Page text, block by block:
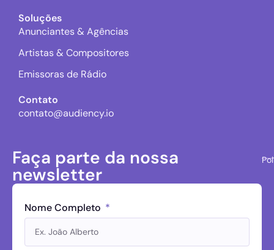
Soluções
Anunciantes & Agências
Artistas & Compositores
Emissoras de Rádio
Contato
contato@audiency.io
Faça parte da nossa
newsletter
Nome Completo